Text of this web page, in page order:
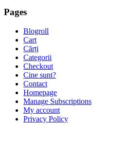
Pages
Blogroll
Cart
Cărți
Categorii
Checkout
Cine sunt?
Contact
Homepage
Manage Subscriptions
My account
Privacy Policy